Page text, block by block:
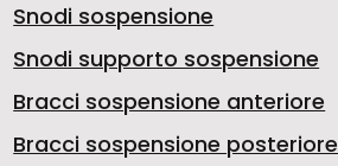
Snodi sospensione
Snodi supporto sospensione
Bracci sospensione anteriore
Bracci sospensione posteriore